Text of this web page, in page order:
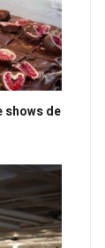
shows de